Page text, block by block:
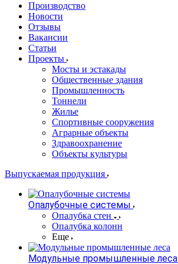
Производство
Новости
Отзывы
Вакансии
Статьи
Проекты
Мосты и эстакады
Общественные здания
Промышленность
Тоннели
Жилье
Спортивные сооружения
Аграрные объекты
Здравоохранение
Объекты культуры
Выпускаемая продукция
Опалубочные системы
Опалубка стен
Опалубка колонн
Еще
Модульные промышленные леса